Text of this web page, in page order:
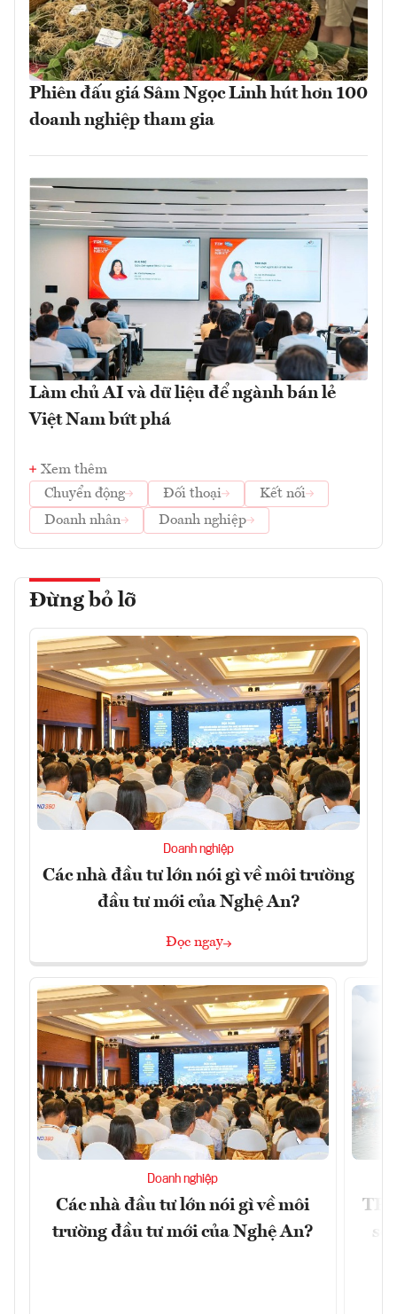
Phiên đấu giá Sâm Ngọc Linh hút hơn 100
doanh nghiệp tham gia
Làm chủ AI và dữ liệu để ngành bán lẻ
Việt Nam bứt phá
Xem thêm
Chuyển động
Đối thoại
Kết nối
Doanh nhân
Doanh nghiệp
Đừng bỏ lỡ
Doanh nghiệp
Các nhà đầu tư lớn nói gì về môi trường
đầu tư mới của Nghệ An?
Đọc ngay
Doanh nghiệp
Các nhà đầu tư lớn nói gì về môi
trường đầu tư mới của Nghệ An?